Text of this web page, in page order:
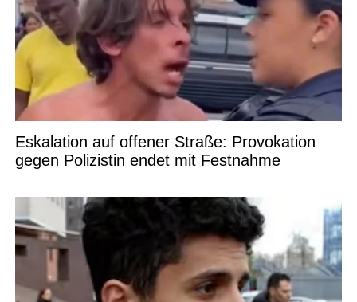
Eskalation auf offener Straße: Provokation
gegen Polizistin endet mit Festnahme